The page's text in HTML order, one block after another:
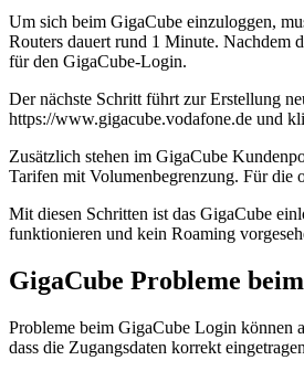
Um sich beim GigaCube einzuloggen,
Routers dauert rund 1 Minute. Nachdem
für den GigaCube-Login.
Der nächste Schritt führt zur Erstellung
https://www.gigacube.vodafone.de und
Zusätzlich stehen im GigaCube
Tarifen mit Volumenbegrenzung. Für die
Mit diesen Schritten ist das GigaCube
funktionieren und kein Roaming
GigaCube Probleme
Probleme beim GigaCube Login können
dass die Zugangsdaten korrekt